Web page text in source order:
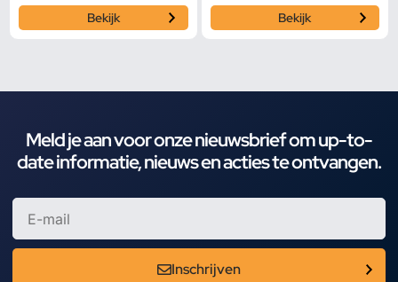
Bekijk Bekijk
Meld je aan voor onze nieuwsbrief om up-to-
date informatie, nieuws en acties te ontvangen.
Inschrijven